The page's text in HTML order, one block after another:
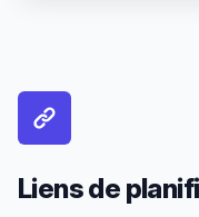
Liens de